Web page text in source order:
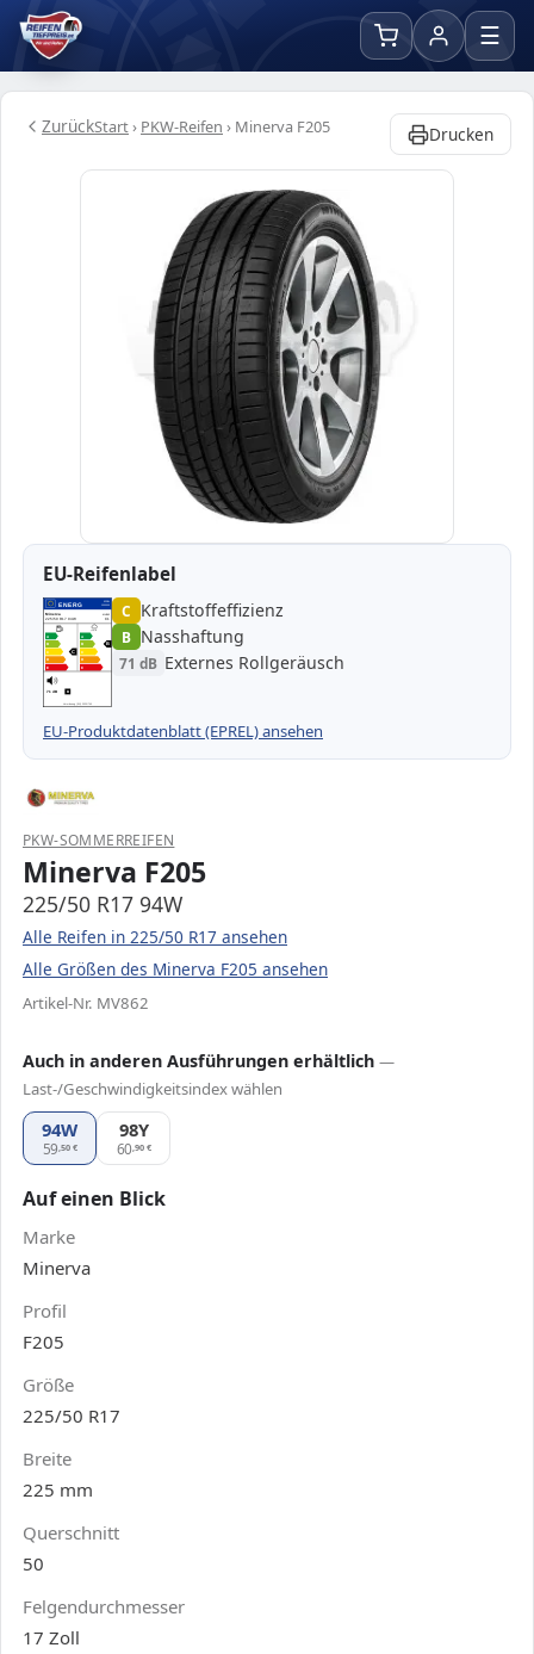
☰
ZurückStart› PKW-Reifen › Minerva F205 Drucken
EU-Reifenlabel
ENERG 1000000
Minerva MV862
225/50 R17 94W C1
A
B
C
C
D
E
A
B
B
C
D
E
71 dB B
Verordnung (EU) 2020/740
C Kraftstoffeffizienz
B Nasshaftung
71 dB Externes Rollgeräusch
EU-Produktdatenblatt (EPREL) ansehen
PKW-SOMMERREIFEN
Minerva F205
225/50 R17 94W
Alle Reifen in 225/50 R17 ansehen
Alle Größen des Minerva F205 ansehen
Artikel-Nr. MV862
Auch in anderen Ausführungen erhältlich —
Last-/Geschwindigkeitsindex wählen
94W
59,50 €
98Y
60,90 €
Minerva F205 225/50 R17, Ausführung 98Y
Auf einen Blick
Marke
Minerva
Profil
F205
Größe
225/50 R17
Breite
225 mm
Querschnitt
50
Felgendurchmesser
17 Zoll